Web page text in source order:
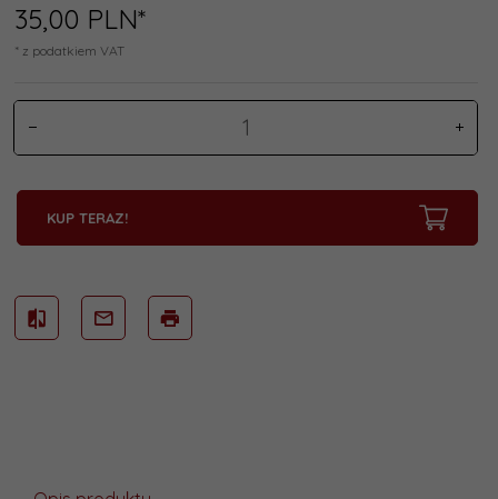
35,00 PLN*
* z podatkiem VAT
KUP TERAZ!